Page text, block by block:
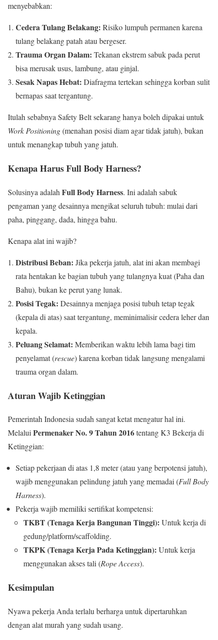
menyebabkan:
Cedera Tulang Belakang: Risiko lumpuh permanen karena
tulang belakang patah atau bergeser.
Trauma Organ Dalam: Tekanan ekstrem sabuk pada perut
bisa merusak usus, lambung, atau ginjal.
Sesak Napas Hebat: Diafragma tertekan sehingga korban sulit
bernapas saat tergantung.
Itulah sebabnya Safety Belt sekarang hanya boleh dipakai untuk
Work Positioning(menahan posisi diam agar tidak jatuh), bukan
untuk menangkap tubuh yang jatuh.
Kenapa Harus Full Body Harness?
Solusinya adalah Full Body Harness. Ini adalah sabuk
pengaman yang desainnya mengikat seluruh tubuh: mulai dari
paha, pinggang, dada, hingga bahu.
Kenapa alat ini wajib?
Distribusi Beban: Jika pekerja jatuh, alat ini akan membagi
rata hentakan ke bagian tubuh yang tulangnya kuat (Paha dan
Bahu), bukan ke perut yang lunak.
Posisi Tegak: Desainnya menjaga posisi tubuh tetap tegak
(kepala di atas) saat tergantung, meminimalisir cedera leher dan
kepala.
Peluang Selamat: Memberikan waktu lebih lama bagi tim
penyelamat (rescue) karena korban tidak langsung mengalami
trauma organ dalam.
Aturan Wajib Ketinggian
Pemerintah Indonesia sudah sangat ketat mengatur hal ini.
MelaluiPermenaker No. 9 Tahun 2016tentang K3 Bekerja di
Ketinggian:
Setiap pekerjaan di atas 1,8 meter (atau yang berpotensi jatuh),
wajib menggunakan pelindung jatuh yang memadai (Full Body
Harness).
Pekerja wajib memiliki sertifikat kompetensi:
TKBT (Tenaga Kerja Bangunan Tinggi): Untuk kerja di
gedung/platform/scaffolding.
TKPK (Tenaga Kerja Pada Ketinggian): Untuk kerja
menggunakan akses tali (Rope Access).
Kesimpulan
Nyawa pekerja Anda terlalu berharga untuk dipertaruhkan
dengan alat murah yang sudah usang.